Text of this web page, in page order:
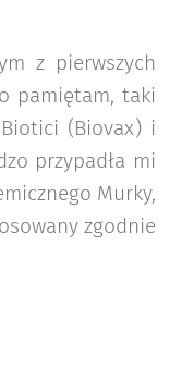
z pierwszych
pamiętam, taki
(Biovax) i
przypadła mi
Murky,
zgodnie